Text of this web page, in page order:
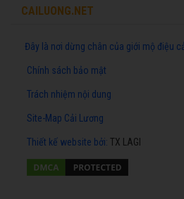
CAILUONG.NET
Đây là nơi dừng chân của giới mộ điệu
Chính sách bảo mật
Trách nhiệm nội dung
Site-Map Cải Lương
Thiết kế website bởi: TX LAGI